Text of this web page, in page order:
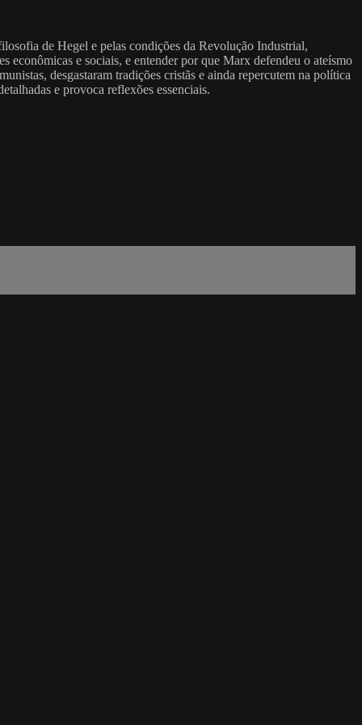
de Hegel e pelas condições da Revolução Industrial,
econômicas e sociais, e entender por que Marx defendeu o ateísmo
desgastaram tradições cristãs e ainda repercutem na política
e provoca reflexões essenciais.